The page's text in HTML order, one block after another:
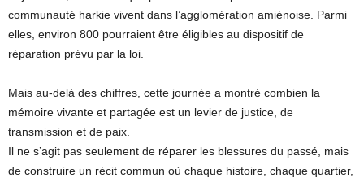
communauté harkie vivent dans l’agglomération amiénoise. Parmi
elles, environ 800 pourraient être éligibles au dispositif de
réparation prévu par la loi.
Mais au-delà des chiffres, cette journée a montré combien la
mémoire vivante et partagée est un levier de justice, de
transmission et de paix.
Il ne s’agit pas seulement de réparer les blessures du passé, mais
de construire un récit commun où chaque histoire, chaque quartier,